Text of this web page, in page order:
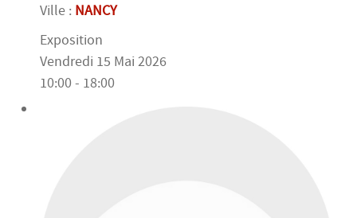
Ville : NANCY
Exposition
Vendredi 15 Mai 2026
10:00 - 18:00